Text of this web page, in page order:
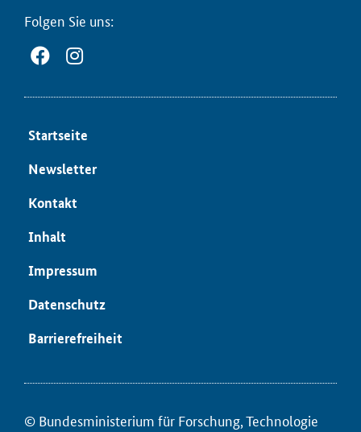
Fol­gen Sie uns:
Start­sei­te
News­let­ter
Kon­takt
In­halt
Im­pres­sum
Da­ten­schutz
Bar­rie­re­frei­heit
© Bun­des­mi­nis­te­ri­um für ­For­schung, Tech­no­lo­gie